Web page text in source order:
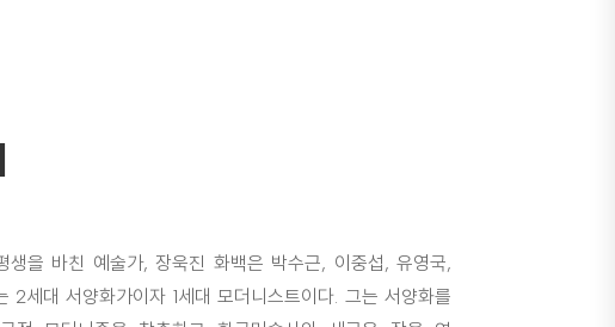
을 바친 예술가, 장욱진 화백은 박수근, 이중섭, 유영국,
세대 서양화가이자 1세대 모더니스트이다. 그는 서양화를